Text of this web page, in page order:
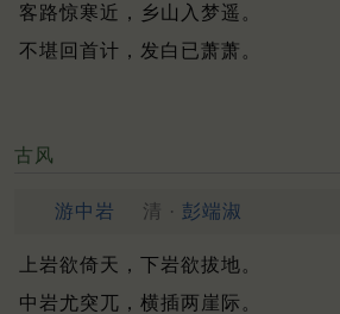
客路惊寒近，乡山入梦遥。
不堪回首计，发白已萧萧。
古风
游中岩 清 · 彭端淑
上岩欲倚天，下岩欲拔地。
中岩尤突兀，横插两崖际。